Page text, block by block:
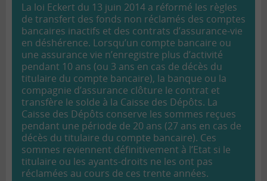
La loi Eckert du 13 juin 2014 a réformé les règles
de transfert des fonds non réclamés des comptes
bancaires inactifs et des contrats d’assurance-vie
en déshérence. Lorsqu’un compte bancaire ou
une assurance vie n’enregistre plus d’activité
pendant 10 ans (ou 3 ans en cas de décès du
titulaire du compte bancaire), la banque ou la
compagnie d’assurance clôture le contrat et
transfère le solde à la Caisse des Dépôts. La
Caisse des Dépôts conserve les sommes reçues
pendant une période de 20 ans (27 ans en cas de
décès du titulaire du compte bancaire). Ces
sommes reviennent définitivement à l’Etat si le
titulaire ou les ayants-droits ne les ont pas
réclamées au cours de ces trente années.